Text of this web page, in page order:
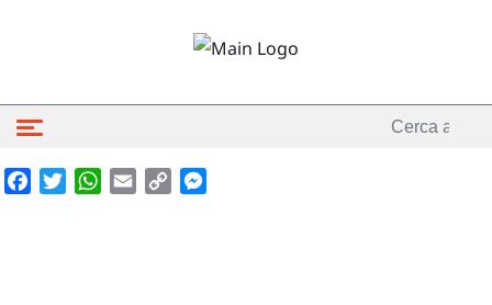
FacebookTwitterWhatsApp
Email Copy